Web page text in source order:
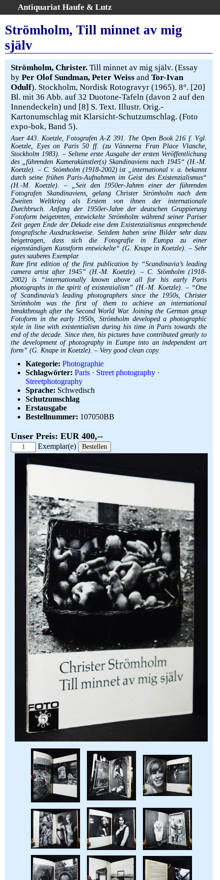
Antiquariat Haufe & Lutz
Home
Gesamtbestand
Erweiterte Suche
Kategorien
Schlagwörter
Warenkorb
AGB
Widerruf
Über uns
Aktuelle Kataloge
Kontakt
Ankauf
Links
Impressum
Strömholm, Till minnet av mig
själv
Strömholm, Christer. Till minnet av mig själv. (Essay
by Per Olof Sundman, Peter Weiss and Tor-Ivan
Odulf). Stockholm, Nordisk Rotogravyr (1965). 8°. [20]
Bl. mit 36 Abb. auf 32 Duotone-Tafeln (davon 2 auf den
Innendeckeln) und [8] S. Text. Illustr. Orig.-
Kartonumschlag mit Klarsicht-Schutzumschlag. (Foto
expo-bok, Band 5).
Auer 443. Koetzle, Fotografen A-Z 391. The Open Book 216 f. Vgl.
Koetzle, Eyes on Paris 50 ff. (zu Vännerna Fran Place Vlanche,
Stockholm 1983). – Seltene erste Ausgabe der ersten Veröffentlichung
des „führenden Kamerakünstler(s) Skandinaviens nach 1945“ (H.-M.
Koetzle). – C. Stömholm (1918-2002) ist „international v. a. bekannt
durch seine frühen Paris-Aufnahmen im Geist des Existenzialismus“
(H.-M. Koetzle). – „Seit den 1950er-Jahren einer der führenden
Fotografen Skandinaviens, gelang Christer Strömholm nach dem
Zweiten Weltkrieg als Erstem von ihnen der internationale
Durchbruch. Anfang der 1950er-Jahre der deutschen Gruppierung
Fotoform beigetreten, entwickelte Strömholm während seiner Pariser
Zeit gegen Ende der Dekade eine dem Existenzialismus entsprechende
fotografische Ausdrucksweise. Seitdem haben seine Bilder sehr dazu
beigetragen, dass sich die Fotografie in Europa zu einer
eigenständigen Kunstform entwickelte“ (G. Knape in Koetzle). – Sehr
gutes sauberes Exemplar.
Rare first edition of the first publication by “Scandinavia’s leading
camera artist after 1945” (H.-M. Koetzle). – C. Stömholm (1918-
2002) is “internationally known above all for his early Paris
photographs in the spirit of existentialism” (H.-M. Koetzle). – “One
of Scandinavia’s leading photographers since the 1950s, Christer
Strömholm was the first of them to achieve an international
breakthrough after the Second World War. Joining the German group
Fotoform in the early 1950s, Strömholm developed a photographic
style in line with existentialism during his time in Paris towards the
end of the decade. Since then, his pictures have contributed greatly to
the development of photography in Europe into an independent art
form” (G. Knape in Koetzle). – Very good clean copy.
Kategorie: Photographie
Schlagwörter: Paris · Street photography ·
Streetphotography
Sprache: Schwedisch
Schutzumschlag
Erstausgabe
Bestellnummer: 107050BB
Unser Preis: EUR 400,--
Exemplar(e)